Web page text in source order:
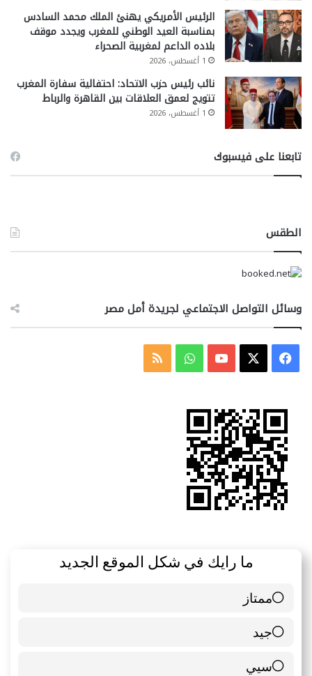
الرئيس الأمريكي يهنئ الملك محمد السادس
بمناسبة العيد الوطني للمغرب ويجدد موقف
بلاده الداعم لمغربية الصحراء
1 أغسطس، 2026
نائب رئيس حزب الاتحاد: احتفالية سفارة المغرب
تتويج لعمق العلاقات بين القاهرة والرباط
1 أغسطس، 2026
تابعنا على فيسبوك
الطقس
وسائل التواصل الاجتماعي لجريدة أمل مصر
فيسبوك ‫YouTubeواتسابملخص
ما رايك في شكل الموقع الجديد
ممتاز
6 ( 85.71 % )
جيد
0 ( 0 % )
سيي
1 ( 14.29 % )